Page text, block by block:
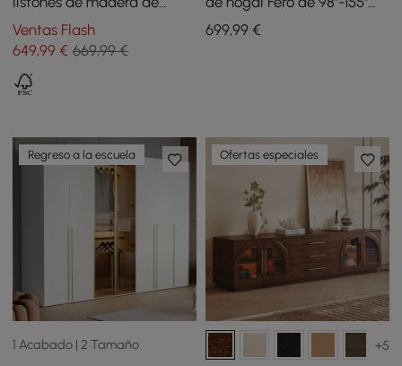
fresno de 1200 mm y
superficie de piedra
sinterizada
Ventas Flash
649,99 € 669,99 €
con estantería e
iluminación LED
699,99€
Regreso a la escuela
1 Acabado | 2 Tamaño
Ofertas especiales
+5